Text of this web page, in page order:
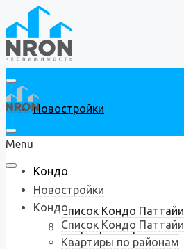
Новостройки
Кондо
Список Кондо Паттайи
Квартиры по районам
Джомтьен
Menu
Новостройки
Кондо
Список Кондо Паттайи
Квартиры по районам